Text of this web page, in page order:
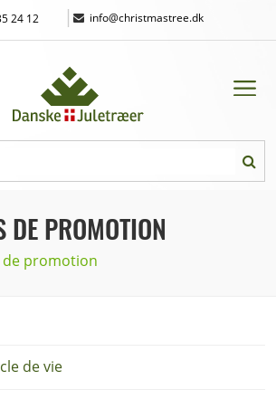
24 12 | info@christmastree.dk
DE PROMOTION
de promotion
de vie